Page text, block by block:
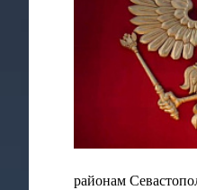
районам